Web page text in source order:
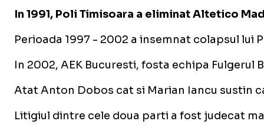
In 1991, Poli Timisoara a eliminat Altetico
Perioada 1997 - 2002 a insemnat colapsul
In 2002, AEK Bucuresti, fosta echipa
Atat Anton Dobos cat si Marian Iancu sustin
Litigiul dintre cele doua parti a fost judecat